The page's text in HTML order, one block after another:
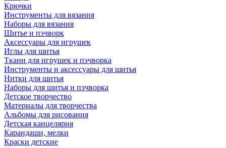
Крючки
Инструменты для вязания
Наборы для вязания
Шитье и пэчворк
Аксессуары для игрушек
Иглы для шитья
Ткани для игрушек и пэчворка
Инструменты и аксессуары для шитья
Нитки для шитья
Наборы для шитья и пэчворка
Детское творчество
Материалы для творчества
Альбомы для рисования
Детская канцелярия
Карандаши, мелки
Краски детские